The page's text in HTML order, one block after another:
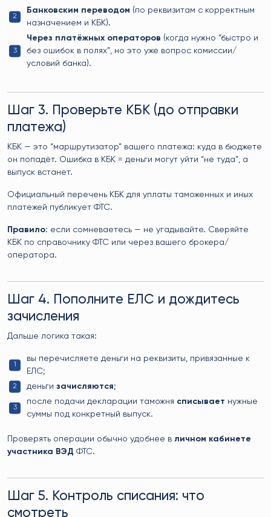
Банковским переводом (по реквизитам с корректным
назначением и КБК).
Через платёжных операторов (когда нужно “быстро и
без ошибок в полях”, но это уже вопрос комиссии/
условий банка).
Шаг 3. Проверьте КБК (до отправки
платежа)
КБК — это “маршрутизатор” вашего платежа: куда в бюджете
он попадёт. Ошибка в КБК = деньги могут уйти “не туда”, а
выпуск встанет.
Официальный перечень КБК для уплаты таможенных и иных
платежей публикует ФТС.
Правило: если сомневаетесь — не угадывайте. Сверяйте
КБК по справочнику ФТС или через вашего брокера/
оператора.
Шаг 4. Пополните ЕЛС и дождитесь
зачисления
Дальше логика такая:
вы перечисляете деньги на реквизиты, привязанные к
ЕЛС;
деньги зачисляются;
после подачи декларации таможня списывает нужные
суммы под конкретный выпуск.
Проверять операции обычно удобнее в личном кабинете
участника ВЭД ФТС.
Шаг 5. Контроль списания: что
смотреть